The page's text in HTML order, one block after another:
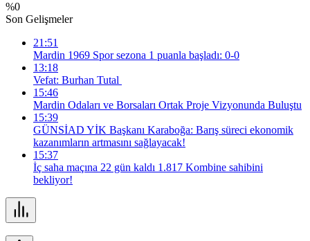
%0
Son Gelişmeler
21:51
Mardin 1969 Spor sezona 1 puanla başladı: 0-0
13:18
Vefat: Burhan Tutal
15:46
Mardin Odaları ve Borsaları Ortak Proje Vizyonunda Buluştu
15:39
GÜNSİAD YİK Başkanı Karaboğa: Barış süreci ekonomik
kazanımların artmasını sağlayacak!
15:37
İç saha maçına 22 gün kaldı 1.817 Kombine sahibini
bekliyor!